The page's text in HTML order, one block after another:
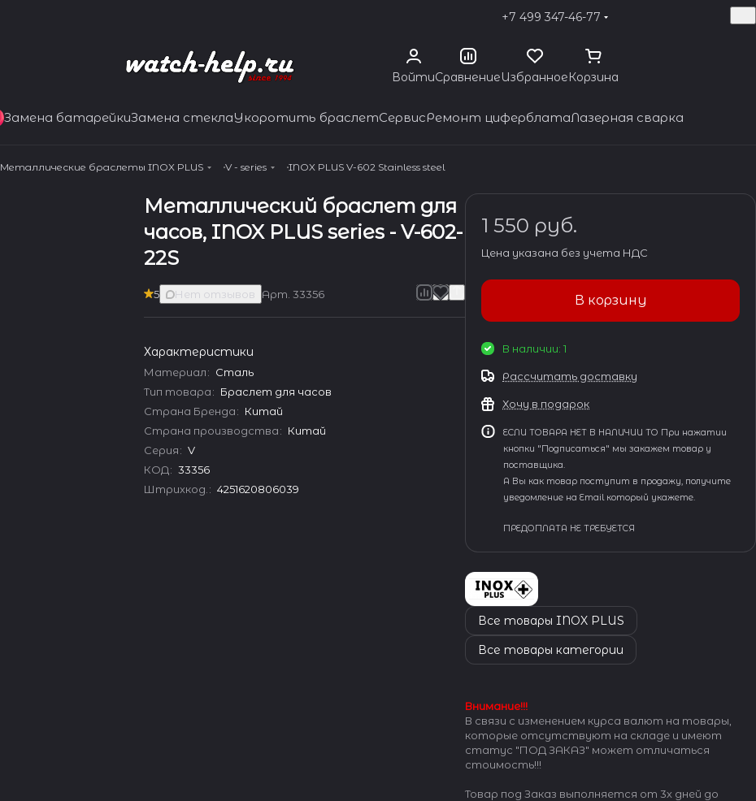
+7 499 347-46-77
ВойтиСравнениеИзбранноеКорзина
Замена батарейкиЗамена стеклаУкоротить браслетСервисРемонт циферблатаЛазерная сварка
Металлические браслеты INOX PLUS V - series INOX PLUS V-602 Stainless steel
Металлический браслет для
часов, INOX PLUS series - V-602-
22S
5 Нет отзывов Арт.33356
Характеристики
Материал: Сталь
Тип товара: Браслет для часов
Страна Бренда: Китай
Страна производства: Китай
Серия: V
КОД: 33356
Штрихкод. : 4251620806039
1 550 руб.
Цена указана без учета НДС
В корзину
В наличии: 1
Рассчитать доставку
Хочу в подарок
ЕСЛИ ТОВАРА НЕТ В НАЛИЧИИ ТО При нажатии
кнопки "Подписаться" мы закажем товар у
поставщика.
А Вы как товар поступит в продажу, получите
уведомление на Email который укажете.
ПРЕДОПЛАТА НЕ ТРЕБУЕТСЯ
Все товары INOX PLUS
Все товары категории
Внимание!!!
В связи с изменением курса валют на товары,
которые отсутствуют на складе и имеют
статус "ПОД ЗАКАЗ" может отличаться
стоимость!!!
Товар под Заказ выполняется от 3х дней до